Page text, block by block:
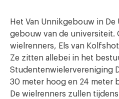
Het Van Unnikgebouw in
gebouw van de universiteit.
wielrenners, Els van
Ze zitten allebei in het
Studentenwielervereniging
30 meter hoog en 24 meter
De wielrenners zullen